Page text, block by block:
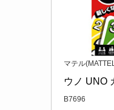
マテル
ウノ UNO
B7696